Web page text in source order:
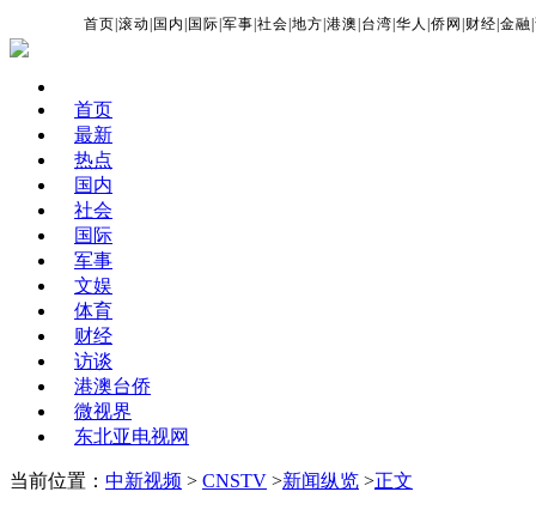
首页 |滚动 国内 国际 |军事 |社会 |地方 |港澳 台湾 |华人 |侨网 财经 |金融 |
首页
最新
热点
国内
社会
国际
军事
文娱
体育
财经
访谈
港澳台侨
微视界
东北亚电视网
当前位置： 中新视频 > CNSTV >新闻纵览 >正文